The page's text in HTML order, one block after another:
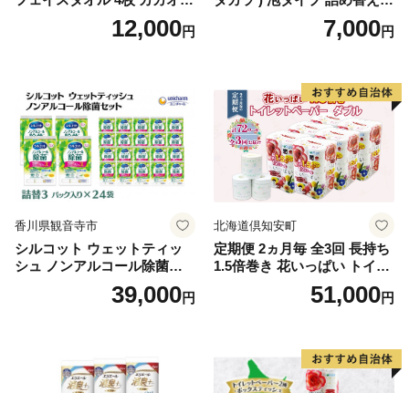
【タオル 泉州タオル 吸水 普
段使い 無地 シンプル 日用品
12,000円
40ml×4袋 ボディーソープ 泡
ボディソープ 泡 日用品 消耗
泡石鹸 石鹸 兵庫 兵庫県 小野
7,000円
香川県観音寺市
シルコット ウェットティッ
シュ ノンアルコール除菌詰
替（43枚×3P）×24袋 日用品
おもちゃ 拭き取り 手拭き 外
39,000円
北海道倶知安町
定期便 2ヵ月毎 全3回 長持ち
1.5倍巻き 花いっぱい トイレ
ットペーパー ダブル 45ｍ 計
72ロール 全18種 花柄 プリン
ー 消耗品 備蓄 送料無料 北海
道 倶知安町 日用品
51,000円